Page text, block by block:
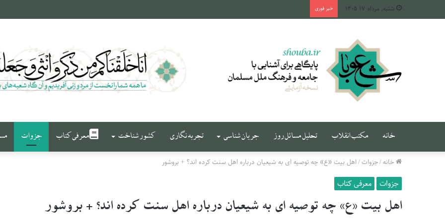
شنبه, مرداد ۱۷ ۱۴۰۵ خبر فوری
خانه مکتب انقلاب تحلیل مسائل روز جریان شناسی تجربه نگاری کشور شناخت معرفی کتاب جزوات
خانه/جزوات/اهل بیت «ع» چه توصیه ای به شیعیان درباره اهل سنت کرده اند؟ + بروشور
جزوات معرفی کتاب
اهل بیت «ع» چه توصیه ای به شیعیان درباره اهل سنت کرده اند؟ + بروشور